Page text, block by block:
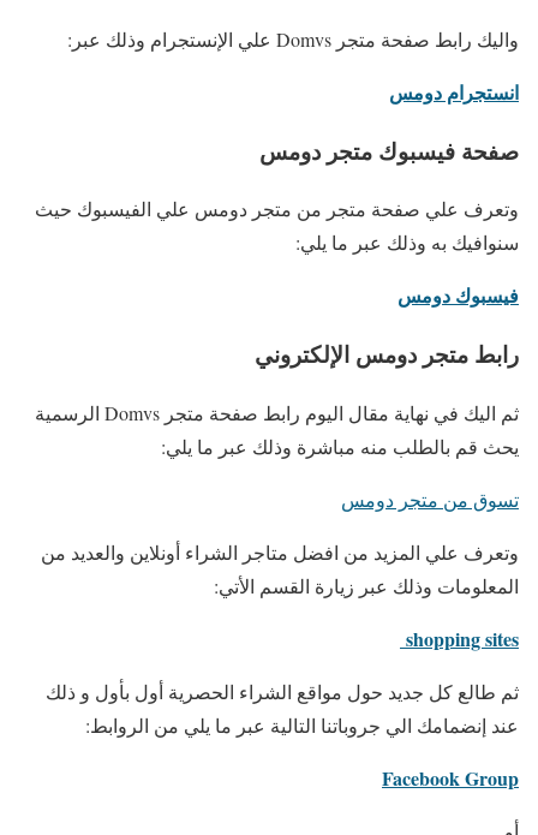
واليك رابط صفحة متجر Domvs علي الإنستجرام وذلك عبر:
انستجرام دومس
صفحة فيسبوك متجر دومس
وتعرف علي صفحة متجر من متجر دومس علي الفيسبوك حيث
سنوافيك به وذلك عبر ما يلي:
فيسبوك دومس
رابط متجر دومس الإلكتروني
ثم اليك في نهاية مقال اليوم رابط صفحة متجر Domvs الرسمية
يحث قم بالطلب منه مباشرة وذلك عبر ما يلي:
تسوق من متجر دومس
وتعرف علي المزيد من افضل متاجر الشراء أونلاين والعديد من
المعلومات وذلك عبر زيارة القسم الأتي:
shopping sites
ثم طالع كل جديد حول مواقع الشراء الحصرية أول بأول و ذلك
عند إنضمامك الي جروباتنا التالية عبر ما يلي من الروابط:
Facebook Group